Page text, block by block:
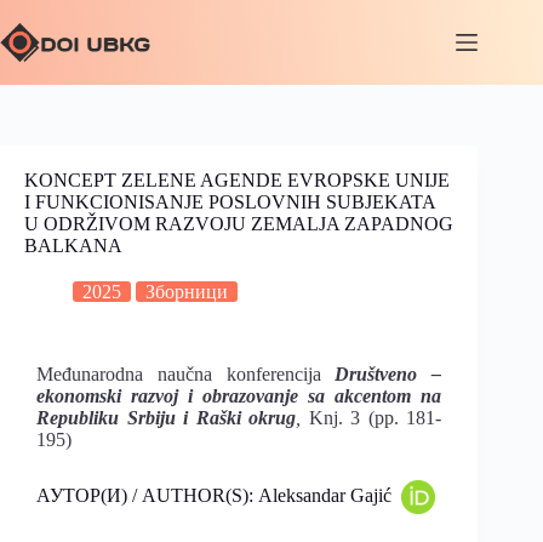
KONCEPT ZELENE AGENDE EVROPSKE UNIJE
I FUNKCIONISANJE POSLOVNIH SUBJEKATA
U ODRŽIVOM RAZVOJU ZEMALJA ZAPADNOG
BALKANA
2025 Зборници
Međunarodna naučna konferencija Društveno –
ekonomski razvoj i obrazovanje sa akcentom na
Republiku Srbiju i Raški okrug
Knj. 3 (pp. 181-
195)
АУТОР(И) / AUTHOR(S): Aleksandar Gajić